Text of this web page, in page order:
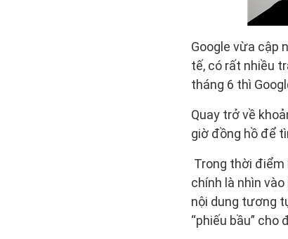
Google vừa cập
tế, có rất nhiều
tháng 6 thì
Quay trở về
giờ đồng hồ để
Trong thời điểm
chính là nhìn
nội dung tương
“phiếu bầu”